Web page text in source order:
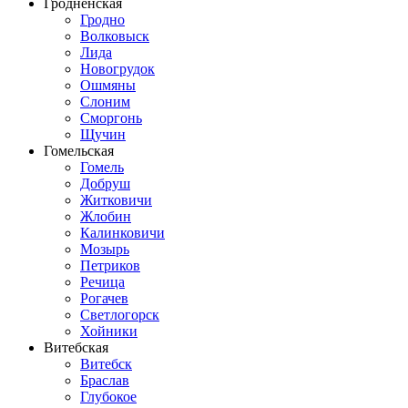
Гродно
Волковыск
Лида
Новогрудок
Ошмяны
Слоним
Сморгонь
Щучин
Гомельская
Гомель
Добруш
Житковичи
Жлобин
Калинковичи
Мозырь
Петриков
Речица
Рогачев
Светлогорск
Хойники
Витебская
Витебск
Браслав
Глубокое